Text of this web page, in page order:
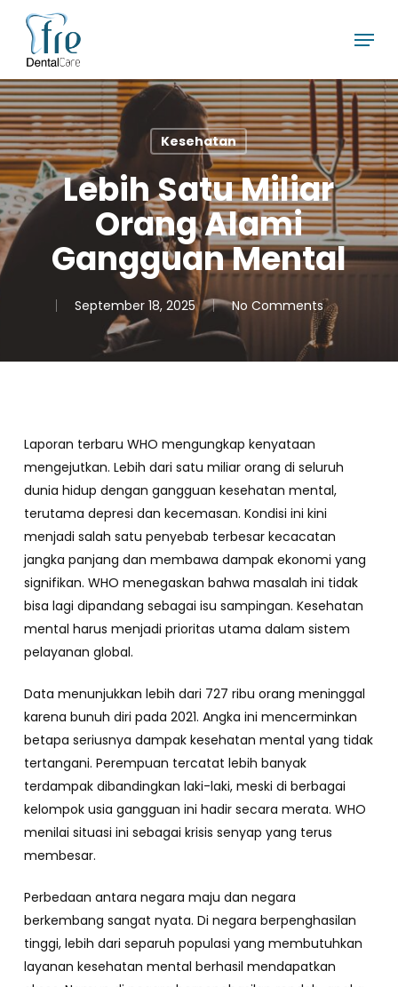
main
content
Menu
Kesehatan
Lebih Satu Miliar
Orang Alami
Gangguan Mental
September 18, 2025 No Comments
Laporan terbaru WHO mengungkap kenyataan
mengejutkan. Lebih dari satu miliar orang di seluruh
dunia hidup dengan gangguan kesehatan mental,
terutama depresi dan kecemasan. Kondisi ini kini
menjadi salah satu penyebab terbesar kecacatan
jangka panjang dan membawa dampak ekonomi yang
signifikan. WHO menegaskan bahwa masalah ini tidak
bisa lagi dipandang sebagai isu sampingan. Kesehatan
mental harus menjadi prioritas utama dalam sistem
pelayanan global.
Data menunjukkan lebih dari 727 ribu orang meninggal
karena bunuh diri pada 2021. Angka ini mencerminkan
betapa seriusnya dampak kesehatan mental yang tidak
tertangani. Perempuan tercatat lebih banyak
terdampak dibandingkan laki-laki, meski di berbagai
kelompok usia gangguan ini hadir secara merata. WHO
menilai situasi ini sebagai krisis senyap yang terus
membesar.
Perbedaan antara negara maju dan negara
berkembang sangat nyata. Di negara berpenghasilan
tinggi, lebih dari separuh populasi yang membutuhkan
layanan kesehatan mental berhasil mendapatkan